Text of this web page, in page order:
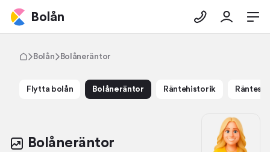
Bolån
Bolån Bolåneräntor
Flytta bolån Bolåneräntor Ränte­historik
Bolåneräntor